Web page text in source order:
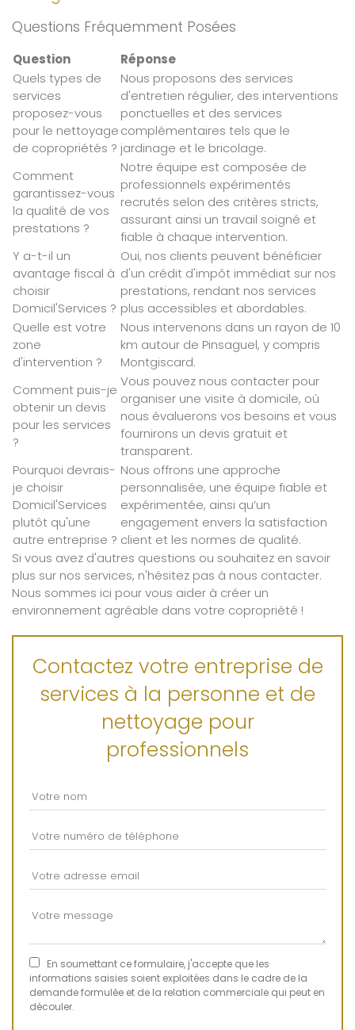
Questions Fréquemment Posées
Question
Réponse
Quels types de
services
proposez-vous
pour le nettoyage
de copropriétés ?
Nous proposons des services
d'entretien régulier, des interventions
ponctuelles et des services
complémentaires tels que le
jardinage et le bricolage.
Comment
garantissez-vous
la qualité de vos
prestations ?
Notre équipe est composée de
professionnels expérimentés
recrutés selon des critères stricts,
assurant ainsi un travail soigné et
fiable à chaque intervention.
Y a-t-il un
avantage fiscal à
choisir
Domicil'Services ?
Oui, nos clients peuvent bénéficier
d'un crédit d'impôt immédiat sur nos
prestations, rendant nos services
plus accessibles et abordables.
Quelle est votre
zone
d'intervention ?
Nous intervenons dans un rayon de 10
km autour de Pinsaguel, y compris
Montgiscard.
Comment puis-je
obtenir un devis
pour les services
?
Vous pouvez nous contacter pour
organiser une visite à domicile, où
nous évaluerons vos besoins et vous
fournirons un devis gratuit et
transparent.
Pourquoi devrais-
je choisir
Domicil'Services
plutôt qu'une
autre entreprise ?
Nous offrons une approche
personnalisée, une équipe fiable et
expérimentée, ainsi qu’un
engagement envers la satisfaction
client et les normes de qualité.
Si vous avez d'autres questions ou souhaitez en savoir
plus sur nos services, n'hésitez pas à nous contacter.
Nous sommes ici pour vous aider à créer un
environnement agréable dans votre copropriété !
Contactez votre entreprise de
services à la personne et de
nettoyage pour
professionnels
En soumettant ce formulaire, j'accepte que les
informations saisies soient exploitées dans le cadre de la
demande formulée et de la relation commerciale qui peut en
découler.